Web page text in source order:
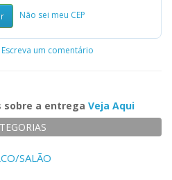
Não sei meu CEP
Escreva um comentário
a entrega Veja Aqui
SALÃO